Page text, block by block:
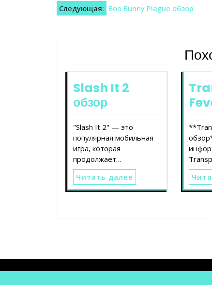
Навигация
Следующая: Boo Bunny Plague обзор
Slash It 2
обзор
"Slash It 2" — это
популярная мобильная
игра, которая
продолжает…
Читать далее